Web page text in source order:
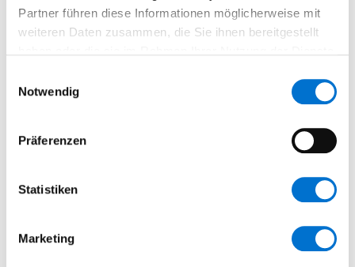
Partner führen diese Informationen möglicherweise mit
weiteren Daten zusammen, die Sie ihnen bereitgestellt
Notwendig
Präferenzen
Statistiken
Marketing
rollenbasierte Zugriffssteuerung für autorisierte Personen
Maßnahmen für Georedundanz und Notfallwiederherstellung für
Verschlüsselung der Daten sowohl im Ruhezustand als auch
Unser Partner Microsoft: nimmt die Anforderungen des deutschen